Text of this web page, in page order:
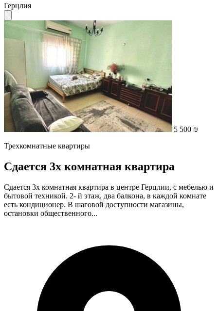
Герцлия
5 500 ₪
Трехкомнатные квартиры
Сдается 3х комнатная квартира
Сдается 3х комнатная квартира в центре Герцлии, с мебелью и
бытовой техникой. 2- й этаж, два балкона, в каждой комнате
есть кондиционер. В шаговой доступности магазины,
остановки общественного...